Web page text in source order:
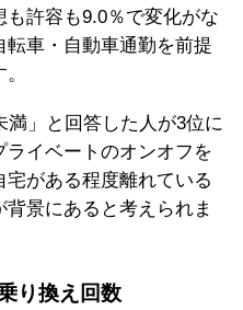
も許容も9.0％で変化がな
転車・自動車通勤を前提
満」と回答した人が3位に
イベートのオンオフを
がある程度離れている
景にあると考えられま
り換え回数